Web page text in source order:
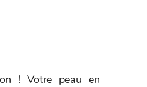
! Votre peau en